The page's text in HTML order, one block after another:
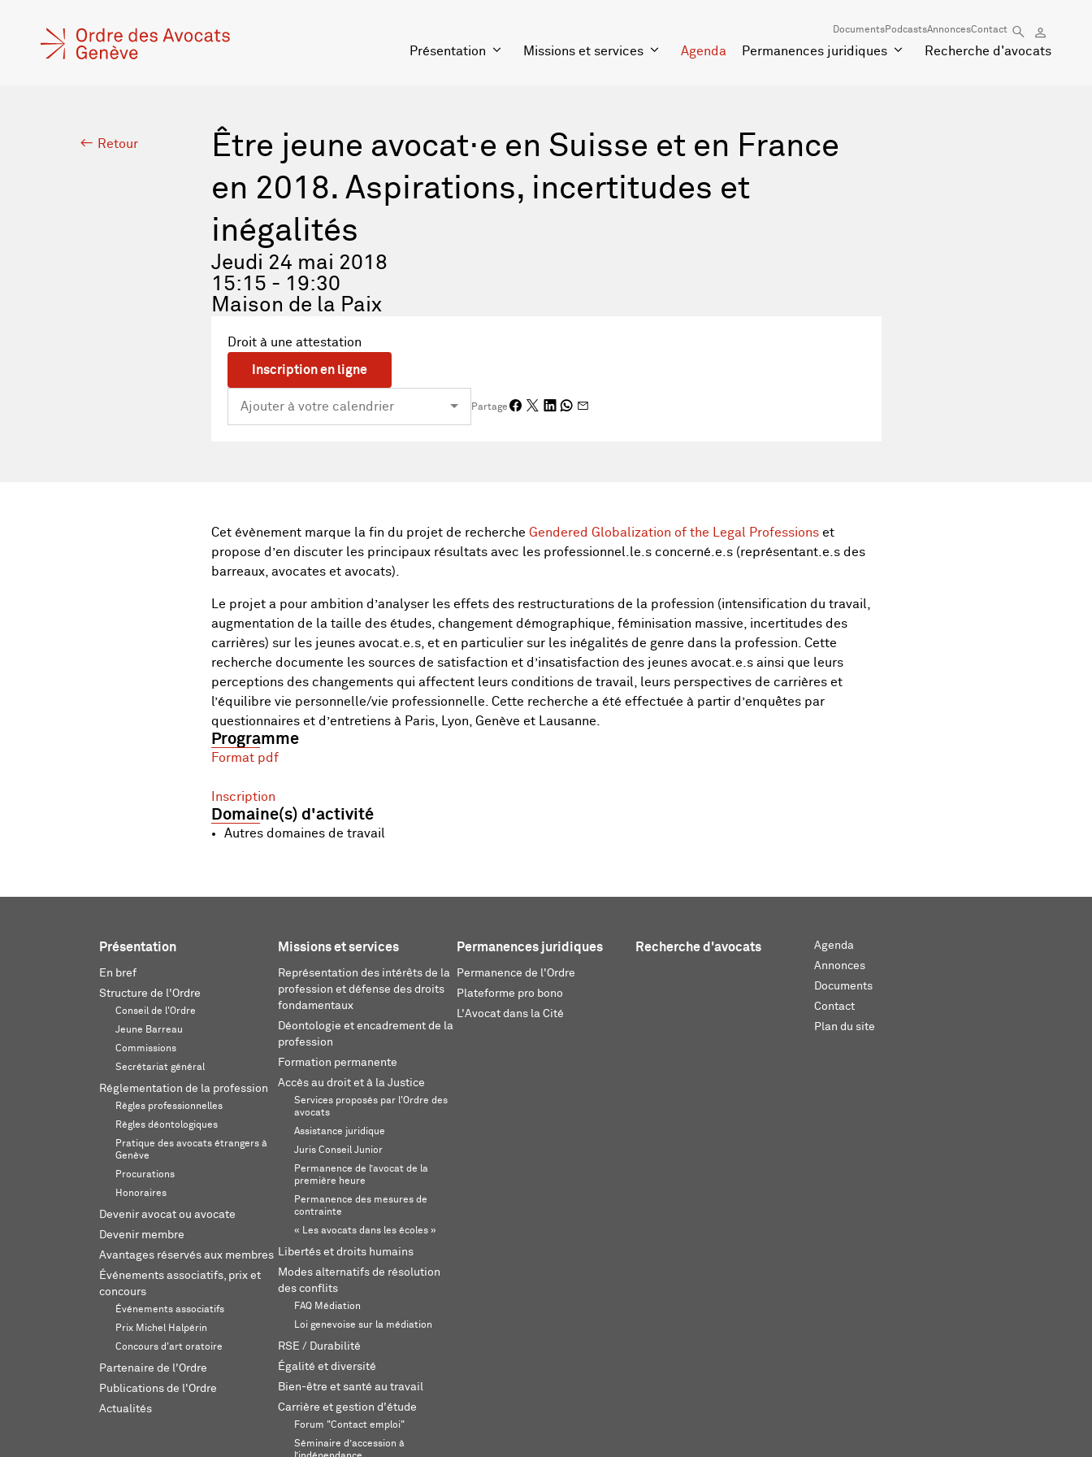
DocumentsPodcastsAnnoncesContact
Présentation Missions et services Agenda Permanences juridiques Recherche d'avocats
Retour
Être jeune avocat⋅e en Suisse et en France
en 2018. Aspirations, incertitudes et
inégalités
Jeudi 24 mai 2018
15:15 - 19:30
Maison de la Paix
Droit à une attestation
Inscription en ligne
Partage
Cet évènement marque la fin du projet de recherche Gendered Globalization of the Legal Professionset
propose d’en discuter les principaux résultats avec les professionnel.le.s concerné.e.s (représentant.e.s des
barreaux, avocates et avocats).
Le projet a pour ambition d’analyser les effets des restructurations de la profession (intensification du travail,
augmentation de la taille des études, changement démographique, féminisation massive, incertitudes des
carrières) sur les jeunes avocat.e.s, et en particulier sur les inégalités de genre dans la profession. Cette
recherche documente les sources de satisfaction et d’insatisfaction des jeunes avocat.e.s ainsi que leurs
perceptions des changements qui affectent leurs conditions de travail, leurs perspectives de carrières et
l’équilibre vie personnelle/vie professionnelle. Cette recherche a été effectuée à partir d’enquêtes par
questionnaires et d’entretiens à Paris, Lyon, Genève et Lausanne.
Programme
Format pdf
Inscription
Domaine(s) d'activité
Autres domaines de travail
Présentation
En bref
Structure de l'Ordre
Conseil de l'Ordre
Jeune Barreau
Commissions
Secrétariat général
Réglementation de la profession
Règles professionnelles
Règles déontologiques
Pratique des avocats étrangers à
Genève
Procurations
Honoraires
Devenir avocat ou avocate
Devenir membre
Avantages réservés aux membres
Événements associatifs, prix et
concours
Événements associatifs
Prix Michel Halpérin
Concours d'art oratoire
Partenaire de l'Ordre
Publications de l'Ordre
Actualités
Missions et services
Représentation des intérêts de la
profession et défense des droits
fondamentaux
Déontologie et encadrement de la
profession
Formation permanente
Accès au droit et à la Justice
Services proposés par l'Ordre des
avocats
Assistance juridique
Juris Conseil Junior
Permanence de l’avocat de la
première heure
Permanence des mesures de
contrainte
« Les avocats dans les écoles »
Libertés et droits humains
Modes alternatifs de résolution
des conflits
FAQ Médiation
Loi genevoise sur la médiation
RSE / Durabilité
Égalité et diversité
Bien-être et santé au travail
Carrière et gestion d'étude
Forum "Contact emploi"
Séminaire d’accession à
Permanences juridiques
Permanence de l'Ordre
Plateforme pro bono
L'Avocat dans la Cité
Recherche d'avocats
Agenda
Annonces
Documents
Contact
Plan du site